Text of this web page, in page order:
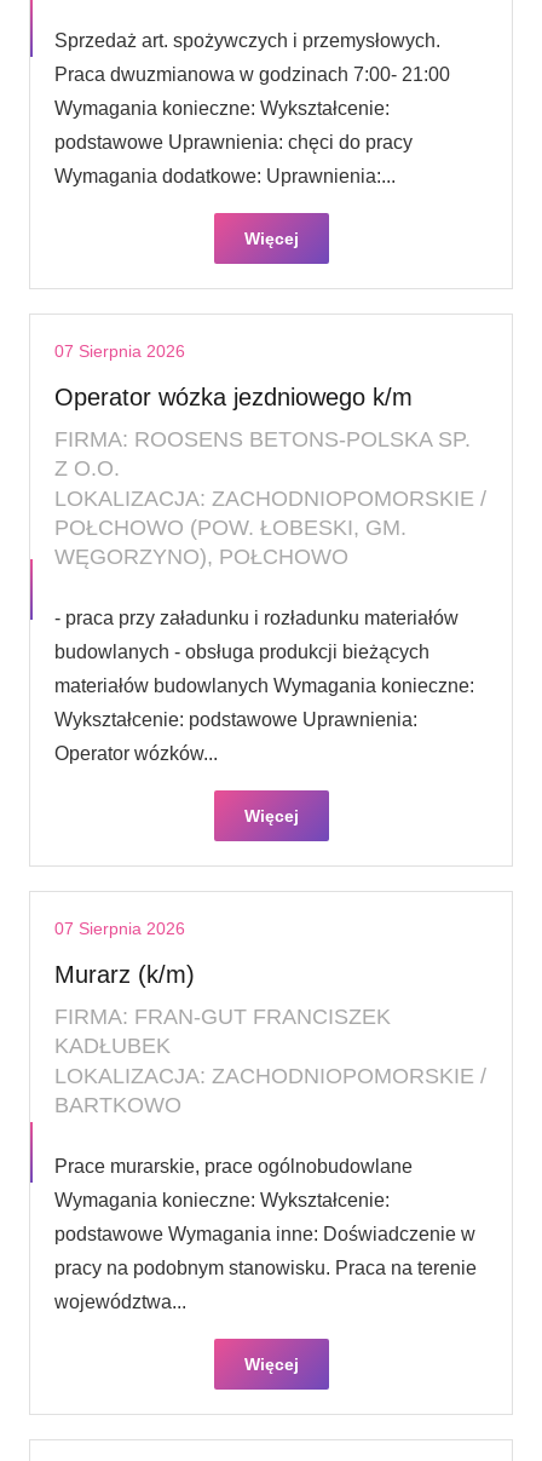
Sprzedaż art. spożywczych i przemysłowych.
Praca dwuzmianowa w godzinach 7:00- 21:00
Wymagania konieczne: Wykształcenie:
podstawowe Uprawnienia: chęci do pracy
Wymagania dodatkowe: Uprawnienia:...
Więcej
07 Sierpnia 2026
Operator wózka jezdniowego k/m
FIRMA: ROOSENS BETONS-POLSKA SP.
Z O.O.
LOKALIZACJA: ZACHODNIOPOMORSKIE /
POŁCHOWO (POW. ŁOBESKI, GM.
WĘGORZYNO), POŁCHOWO
- praca przy załadunku i rozładunku materiałów
budowlanych - obsługa produkcji bieżących
materiałów budowlanych Wymagania konieczne:
Wykształcenie: podstawowe Uprawnienia:
Operator wózków...
Więcej
07 Sierpnia 2026
Murarz (k/m)
FIRMA: FRAN-GUT FRANCISZEK
KADŁUBEK
LOKALIZACJA: ZACHODNIOPOMORSKIE /
BARTKOWO
Prace murarskie, prace ogólnobudowlane
Wymagania konieczne: Wykształcenie:
podstawowe Wymagania inne: Doświadczenie w
pracy na podobnym stanowisku. Praca na terenie
województwa...
Więcej